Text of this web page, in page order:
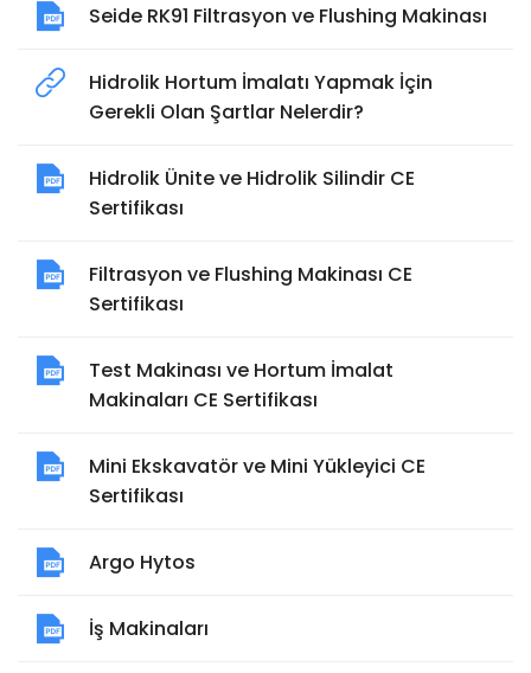
Seide RK91 Filtrasyon ve Flushing Makinası
Hidrolik Hortum İmalatı Yapmak İçin
Gerekli Olan Şartlar Nelerdir?
Hidrolik Ünite ve Hidrolik Silindir CE
Sertifikası
Filtrasyon ve Flushing Makinası CE
Sertifikası
Test Makinası ve Hortum İmalat
Makinaları CE Sertifikası
Mini Ekskavatör ve Mini Yükleyici CE
Sertifikası
Argo Hytos
İş Makinaları